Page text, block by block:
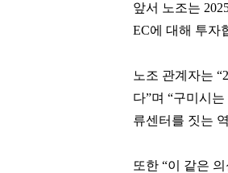
[관련 기사]
SK그룹
트라움하우스5차
앞서 노조는
EC에 대해 투자
노조 관계자는
다”며 “구미시
류센터를 짓는
또한 “이 같은